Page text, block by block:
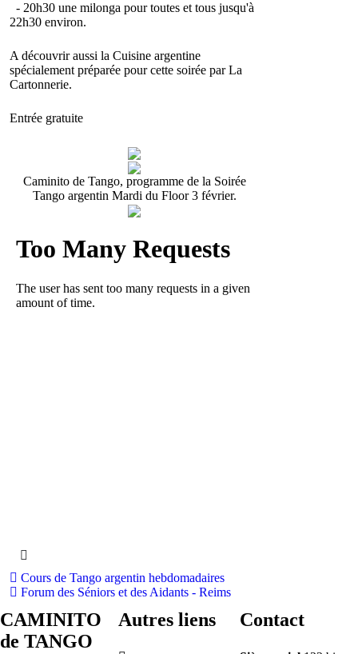
- 20h30 une milonga pour toutes et tous jusqu'à
22h30 environ.
A découvrir aussi la Cuisine argentine
spécialement préparée pour cette soirée par La
Cartonnerie.
Entrée gratuite
Caminito de Tango, programme de la Soirée
Tango argentin Mardi du Floor 3 février.
Cours de Tango argentin hebdomadaires
Forum des Séniors et des Aidants - Reims
CAMINITO
de TANGO
Autres liens Contact